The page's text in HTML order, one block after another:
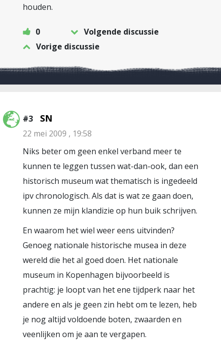
houden.
0
Volgende discussie
Vorige discussie
#3 SN
22 mei 2009 , 19:58
Niks beter om geen enkel verband meer te
kunnen te leggen tussen wat-dan-ook, dan een
historisch museum wat thematisch is ingedeeld
ipv chronologisch. Als dat is wat ze gaan doen,
kunnen ze mijn klandizie op hun buik schrijven.
En waarom het wiel weer eens uitvinden?
Genoeg nationale historische musea in deze
wereld die het al goed doen. Het nationale
museum in Kopenhagen bijvoorbeeld is
prachtig: je loopt van het ene tijdperk naar het
andere en als je geen zin hebt om te lezen, heb
je nog altijd voldoende boten, zwaarden en
veenlijken om je aan te vergapen.